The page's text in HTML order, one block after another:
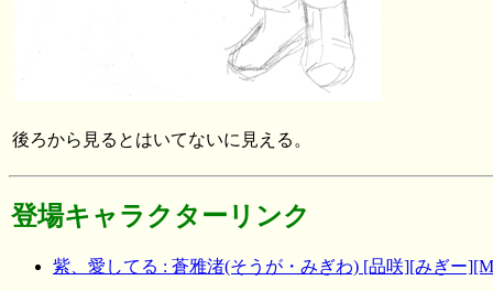
後ろから見るとはいてないに見える。
登場キャラクターリンク
紫、愛してる : 蒼雅渚(そうが・みぎわ) [品咲][みぎー